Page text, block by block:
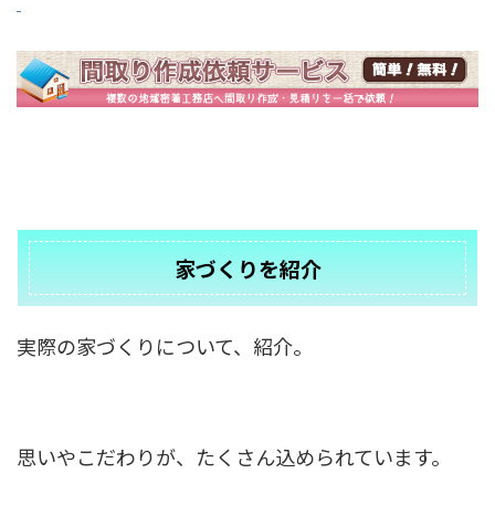
家づくりを紹介
実際の家づくりについて、紹介。
思いやこだわりが、たくさん込められています。